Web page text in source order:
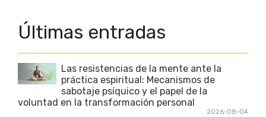
Últimas entradas
Las resistencias de la mente ante la
práctica espiritual: Mecanismos de
sabotaje psíquico y el papel de la
voluntad en la transformación personal
2026-08-04